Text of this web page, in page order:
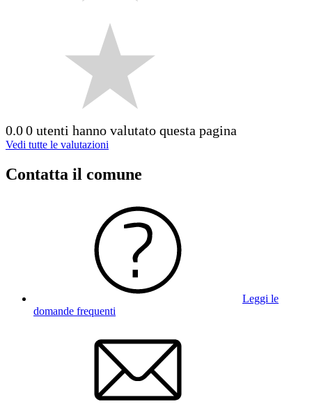
0.00 utenti hanno valutato questa pagina
Vedi tutte le valutazioni
Contatta il comune
Leggi le
domande frequenti